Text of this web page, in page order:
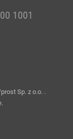
1001
Sp. z o.o. .